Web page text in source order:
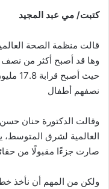
كتبت/ مي عبد المجيد
قالت منظمة الصحة
وها قد أصبح أكثر من نصف
حيث
نصفهم أطفال
وقالت الدكتورة حنان حسن
العالمية لشرق المتوسط،
صارت جزءًا مقبولًا من
ولكن من المهم أن نأخذ